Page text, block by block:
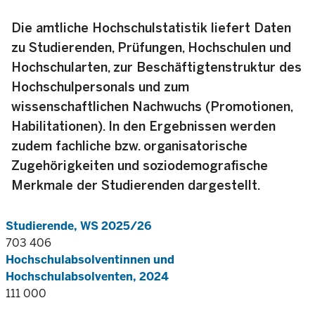
Die amtliche Hochschulstatistik liefert Daten
zu Studierenden, Prüfungen, Hochschulen und
Hochschularten, zur Beschäftigtenstruktur des
Hochschulpersonals und zum
wissenschaftlichen Nachwuchs (Promotionen,
Habilitationen). In den Ergebnissen werden
zudem fachliche bzw. organisatorische
Zugehörigkeiten und soziodemografische
Merkmale der Studierenden dargestellt.
Studierende, WS 2025/26
703 406
Hochschulabsolventinnen und
Hochschulabsolventen, 2024
111 000